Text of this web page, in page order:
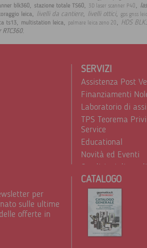
blk360, stazione totale TS60, 3D laser scanner P40,
leica, livelli da cantiere, livelli ottici, gps gnss
ts13, multistation leica, palmare leica zeno 20, HDS
RTC360.
SERVIZI
Assistenza Post
Finanziamenti
Laboratorio di
TPS Teorema
Service
Educational
Novità ed Eventi
Condizioni di
Trattamento dei
per
sulle ultime
offerte in
CATALOGO